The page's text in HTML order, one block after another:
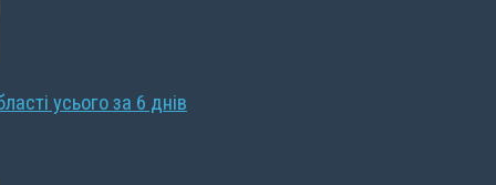
усього за 6 днів